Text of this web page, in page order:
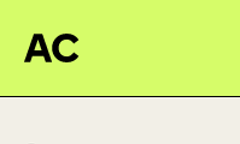
Aire Commune